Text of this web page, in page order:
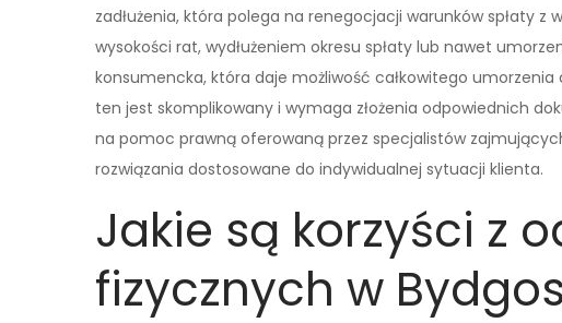
zadłużenia, która polega na renegocjacji warunków spłaty z
wysokości rat, wydłużeniem okresu spłaty lub nawet
konsumencka, która daje możliwość całkowitego umorzenia
ten jest skomplikowany i wymaga złożenia odpowiednich
na pomoc prawną oferowaną przez specjalistów
rozwiązania dostosowane do indywidualnej sytuacji klienta.
Jakie są korzyści z
fizycznych w